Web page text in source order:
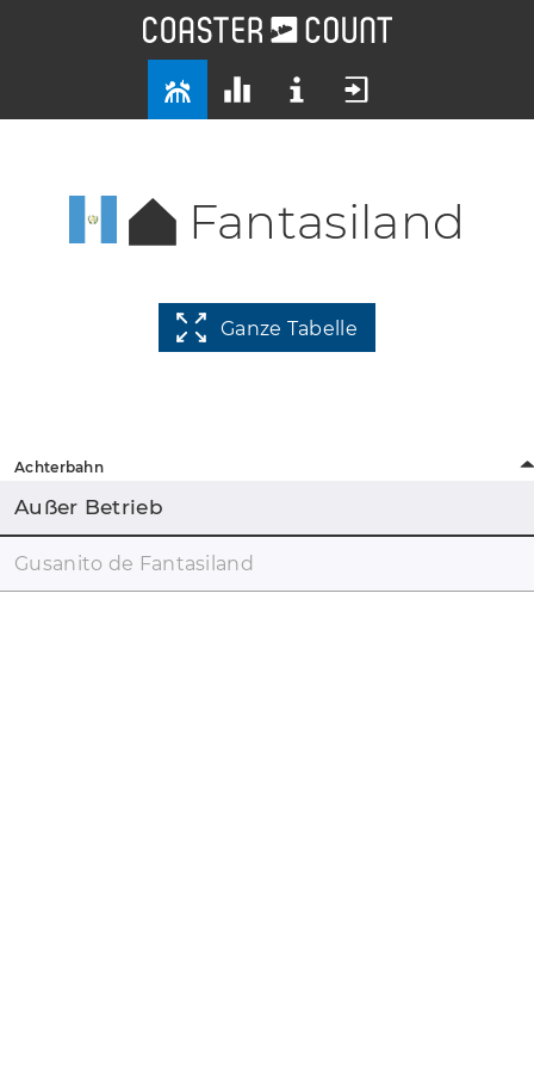
Fantasiland
Ganze Tabelle
Achterbahn
Außer Betrieb
Gusanito de Fantasiland